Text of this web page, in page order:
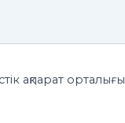
ақпарат орталығы